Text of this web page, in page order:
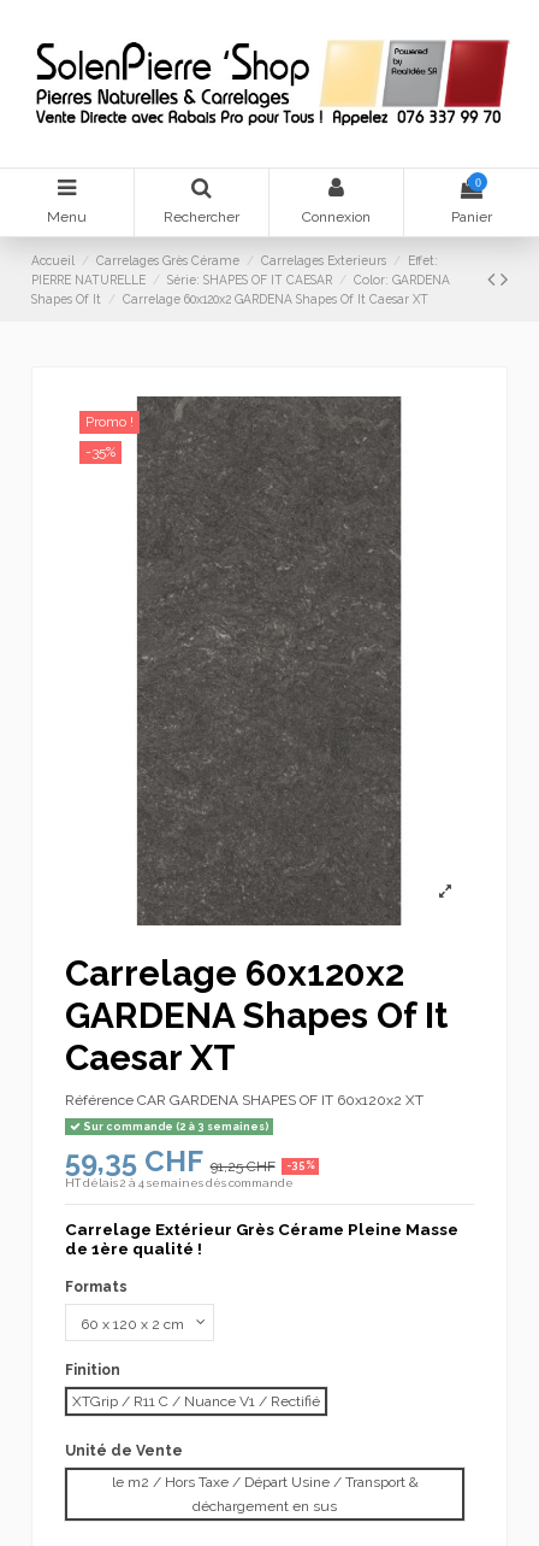
Menu Rechercher Connexion
0
Panier
Accueil Carrelages Grès Cérame Carrelages Exterieurs
Effet:
PIERRE NATURELLE
Série: SHAPES OF IT CAESAR
Color: GARDENA
Shapes Of It
Carrelage 60x120x2 GARDENA Shapes Of It Caesar XT
Promo !
-35%
Carrelage 60x120x2
GARDENA Shapes Of It
Caesar XT
Référence CAR GARDENA SHAPES OF IT 60x120x2 XT
Sur commande (2 à 3 semaines)
59,35 CHF 91,25 CHF -35%
HTdélais 2 à 4 semaines dès commande
Carrelage Extérieur Grès Cérame Pleine Masse
de 1ère qualité !
Formats
Finition
XTGrip / R11 C / Nuance V1 / Rectifié
Unité de Vente
le m2 / Hors Taxe / Départ Usine / Transport &
déchargement en sus